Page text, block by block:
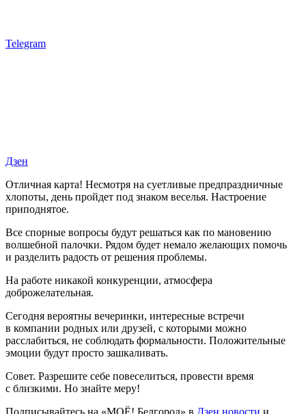
Telegram
Дзен
Отличная карта! Несмотря на суетливые предпраздничные
хлопоты, день пройдет под знаком веселья. Настроение
приподнятое.
Все спорные вопросы будут решаться как по мановению
волшебной палочки. Рядом будет немало желающих помочь
и разделить радость от решения проблемы.
На работе никакой конкуренции, атмосфера
доброжелательная.
Сегодня вероятны вечеринки, интересные встречи
в компании родных или друзей, с которыми можно
расслабиться, не соблюдать формальности. Положительные
эмоции будут просто зашкаливать.
Совет. Разрешите себе повеселиться, провести время
с близкими. Но знайте меру!
Подписывайтесь на «МОЁ! Белгород» в Дзен новости и